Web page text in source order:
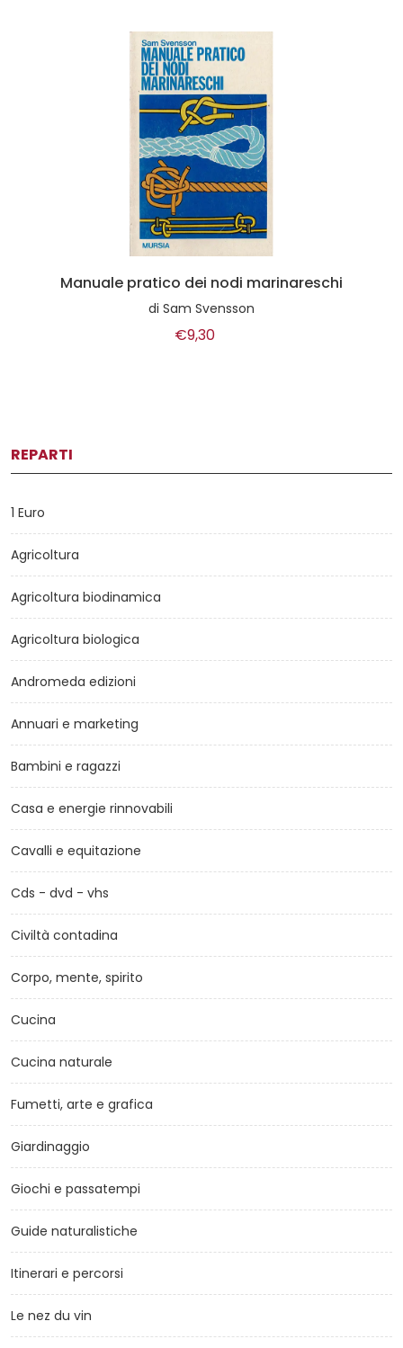
Manuale pratico dei nodi marinareschi
di Sam Svensson
€9,30
REPARTI
1 Euro
Agricoltura
Agricoltura biodinamica
Agricoltura biologica
Andromeda edizioni
Annuari e marketing
Bambini e ragazzi
Casa e energie rinnovabili
Cavalli e equitazione
Cds - dvd - vhs
Civiltà contadina
Corpo, mente, spirito
Cucina
Cucina naturale
Fumetti, arte e grafica
Giardinaggio
Giochi e passatempi
Guide naturalistiche
Itinerari e percorsi
Le nez du vin